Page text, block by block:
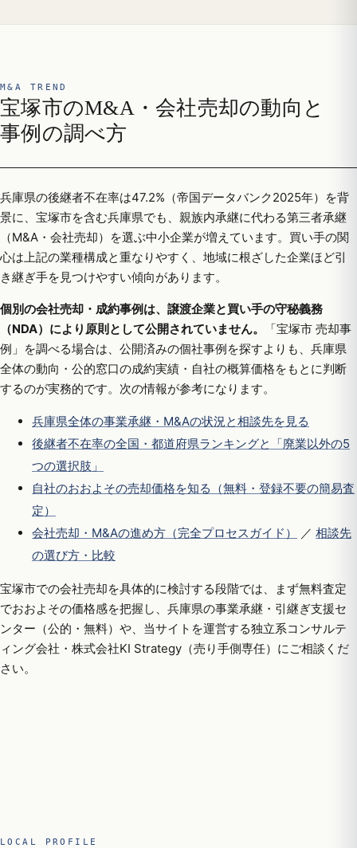
M&A TREND
宝塚市のM&A・会社売却の動向と
事例の調べ方
兵庫県の後継者不在率は47.2%（帝国データバンク2025年）を背
景に、宝塚市を含む兵庫県でも、親族内承継に代わる第三者承継
（M&A・会社売却）を選ぶ中小企業が増えています。買い手の関
心は上記の業種構成と重なりやすく、地域に根ざした企業ほど引
き継ぎ手を見つけやすい傾向があります。
個別の会社売却・成約事例は、譲渡企業と買い手の守秘義務
（NDA）により原則として公開されていません。
「宝塚市 売却事
例」を調べる場合は、公開済みの個社事例を探すよりも、兵庫県
全体の動向・公的窓口の成約実績・自社の概算価格をもとに判断
するのが実務的です。次の情報が参考になります。
兵庫県全体の事業承継・M&Aの状況と相談先を見る
後継者不在率の全国・都道府県ランキングと「廃業以外の5
つの選択肢」
自社のおおよその売却価格を知る（無料・登録不要の簡易査
定）
会社売却・M&Aの進め方（完全プロセスガイド）
／ 相談先
の選び方・比較
宝塚市での会社売却を具体的に検討する段階では、まず無料査定
でおおよその価格感を把握し、兵庫県の事業承継・引継ぎ支援セ
ンター（公的・無料）や、当サイトを運営する独立系コンサルテ
ィング会社・株式会社KI Strategy（売り手側専任）にご相談くだ
さい。
LOCAL PROFILE